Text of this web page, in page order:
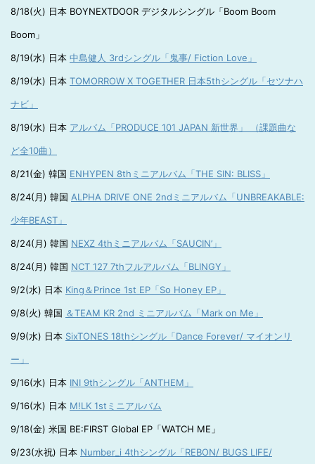
8/18(火) 日本 BOYNEXTDOOR デジタルシングル「Boom Boom
Boom」
8/19(水) 日本 中島健人 3rdシングル「鬼事/ Fiction Love」
8/19(水) 日本 TOMORROW X TOGETHER 日本5thシングル「セツナハ
ナビ」
8/19(水) 日本 アルバム「PRODUCE 101 JAPAN 新世界」 （課題曲な
ど全10曲）
8/21(金) 韓国 ENHYPEN 8thミニアルバム「THE SIN: BLISS」
8/24(月) 韓国 ALPHA DRIVE ONE 2ndミニアルバム「UNBREAKABLE:
少年BEAST」
8/24(月) 韓国 NEXZ 4thミニアルバム「SAUCIN’」
8/24(月) 韓国 NCT 127 7thフルアルバム「BLINGY」
9/2(水) 日本 King＆Prince 1st EP「So Honey EP」
9/8(火) 韓国 ＆TEAM KR 2nd ミニアルバム「Mark on Me」
9/9(水) 日本 SixTONES 18thシングル「Dance Forever/ マイオンリ
ー」
9/16(水) 日本 INI 9thシングル「ANTHEM」
9/16(水) 日本 M!LK 1stミニアルバム
9/18(金) 米国 BE:FIRST Global EP「WATCH ME」
9/23(水祝) 日本 Number_i 4thシングル「REBON/ BUGS LIFE/